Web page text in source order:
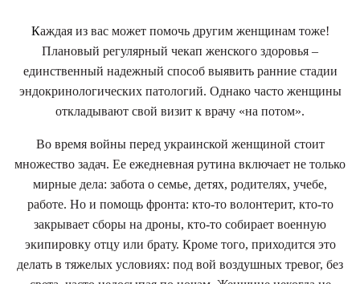
Каждая из вас может помочь другим женщинам тоже!
Плановый регулярный чекап женского здоровья –
единственный надежный способ выявить ранние стадии
эндокринологических патологий. Однако часто женщины
откладывают свой визит к врачу «на потом».
Во время войны перед украинской женщиной стоит
множество задач. Ее ежедневная рутина включает не только
мирные дела: забота о семье, детях, родителях, учебе,
работе. Но и помощь фронта: кто-то волонтерит, кто-то
закрывает сборы на дроны, кто-то собирает военную
экипировку отцу или брату. Кроме того, приходится это
делать в тяжелых условиях: под вой воздушных тревог, без